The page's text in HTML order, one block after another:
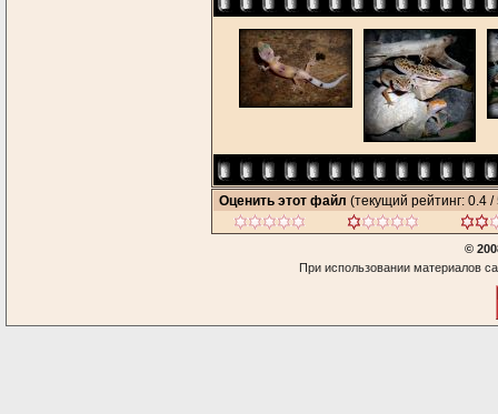
Оценить этот файл (текущий рейтинг: 0.4 /
©
При использовании материалов